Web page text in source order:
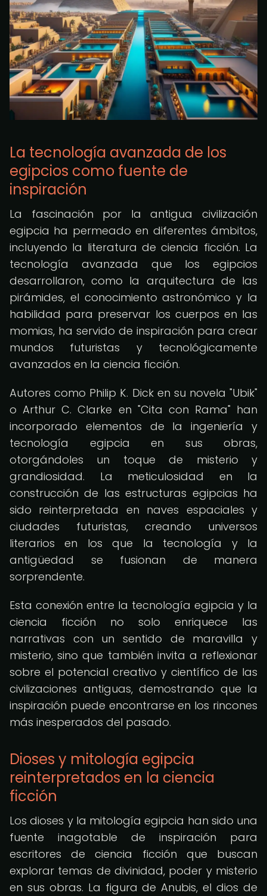
La tecnología avanzada de los
egipcios como fuente de
inspiración
La fascinación por la antigua civilización
egipcia ha permeado en diferentes ámbitos,
incluyendo la literatura de ciencia ficción. La
tecnología avanzada que los egipcios
desarrollaron, como la arquitectura de las
pirámides, el conocimiento astronómico y la
habilidad para preservar los cuerpos en las
momias, ha servido de inspiración para crear
mundos futuristas y tecnológicamente
avanzados en la ciencia ficción.
Autores como Philip K. Dick en su novela "Ubik"
o Arthur C. Clarke en "Cita con Rama" han
incorporado elementos de la ingeniería y
tecnología egipcia en sus obras,
otorgándoles un toque de misterio y
grandiosidad. La meticulosidad en la
construcción de las estructuras egipcias ha
sido reinterpretada en naves espaciales y
ciudades futuristas, creando universos
literarios en los que la tecnología y la
antigüedad se fusionan de manera
sorprendente.
Esta conexión entre la tecnología egipcia y la
ciencia ficción no solo enriquece las
narrativas con un sentido de maravilla y
misterio, sino que también invita a reflexionar
sobre el potencial creativo y científico de las
civilizaciones antiguas, demostrando que la
inspiración puede encontrarse en los rincones
más inesperados del pasado.
Dioses y mitología egipcia
reinterpretados en la ciencia
ficción
Los dioses y la mitología egipcia han sido una
fuente inagotable de inspiración para
escritores de ciencia ficción que buscan
explorar temas de divinidad, poder y misterio
en sus obras. La figura de Anubis, el dios de